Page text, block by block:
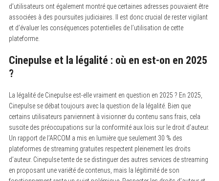
d’utilisateurs ont également montré que certaines adresses pouvaient être
associées à des poursuites judiciaires. Il est donc crucial de rester vigilant
et d’évaluer les conséquences potentielles de l’utilisation de cette
plateforme.
Cinepulse et la légalité : où en est-on en 2025
?
La légalité de Cinepulse est-elle vraiment en question en 2025 ? En 2025,
Cinepulse se débat toujours avec la question de la légalité. Bien que
certains utilisateurs parviennent à visionner du contenu sans frais, cela
suscite des préoccupations sur la conformité aux lois sur le droit d’auteur.
Un rapport de l’ARCOM a mis en lumière que seulement 30 % des
plateformes de streaming gratuites respectent pleinement les droits
d’auteur. Cinepulse tente de se distinguer des autres services de streaming
en proposant une variété de contenus, mais la légitimité de son
e
a
r
h
r